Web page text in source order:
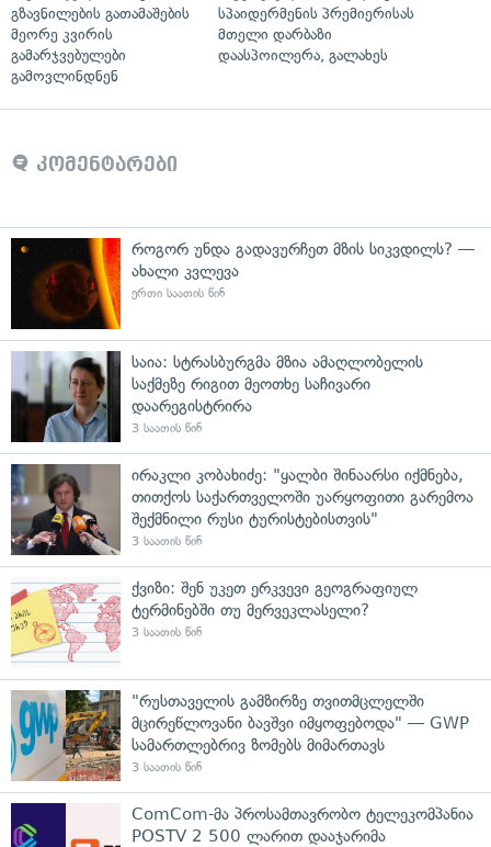
გზავნილების გათამაშების
მეორე კვირის
გამარჯვებულები
გამოვლინდნენ
სპაიდერმენის პრემიერისას
მთელი დარბაზი
დაასპოილერა, გალახეს
კომენტარები
როგორ უნდა გადავურჩეთ მზის სიკვდილს? —
ახალი კვლევა
ერთი საათის წინ
საია: სტრასბურგმა მზია ამაღლობელის
საქმეზე რიგით მეოთხე საჩივარი
დაარეგისტრირა
3 საათის წინ
ირაკლი კობახიძე: "ყალბი შინაარსი იქმნება,
თითქოს საქართველოში უარყოფითი გარემოა
შექმნილი რუსი ტურისტებისთვის"
3 საათის წინ
ქვიზი: შენ უკეთ ერკვევი გეოგრაფიულ
ტერმინებში თუ მერვეკლასელი?
3 საათის წინ
"რუსთაველის გამზირზე თვითმცლელში
მცირეწლოვანი ბავშვი იმყოფებოდა" — GWP
სამართლებრივ ზომებს მიმართავს
3 საათის წინ
ComCom-მა პროსამთავრობო ტელეკომპანია
POSTV 2 500 ლარით დააჯარიმა